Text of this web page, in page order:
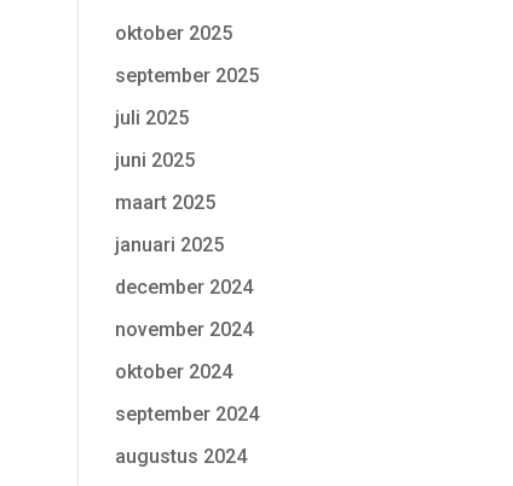
oktober 2025
september 2025
juli 2025
juni 2025
maart 2025
januari 2025
december 2024
november 2024
oktober 2024
september 2024
augustus 2024